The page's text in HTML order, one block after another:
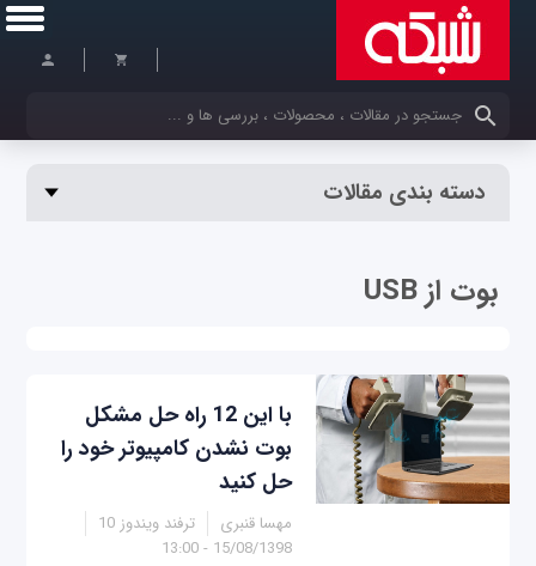
کلمات کلیدی خود را وارد کنید
دسته بندی مقالات
بوت از USB
با این 12 راه حل مشکل
بوت نشدن کامپیوتر خود را
حل کنید
مهسا قنبری
ترفند ویندوز 10
15/08/1398 - 13:00